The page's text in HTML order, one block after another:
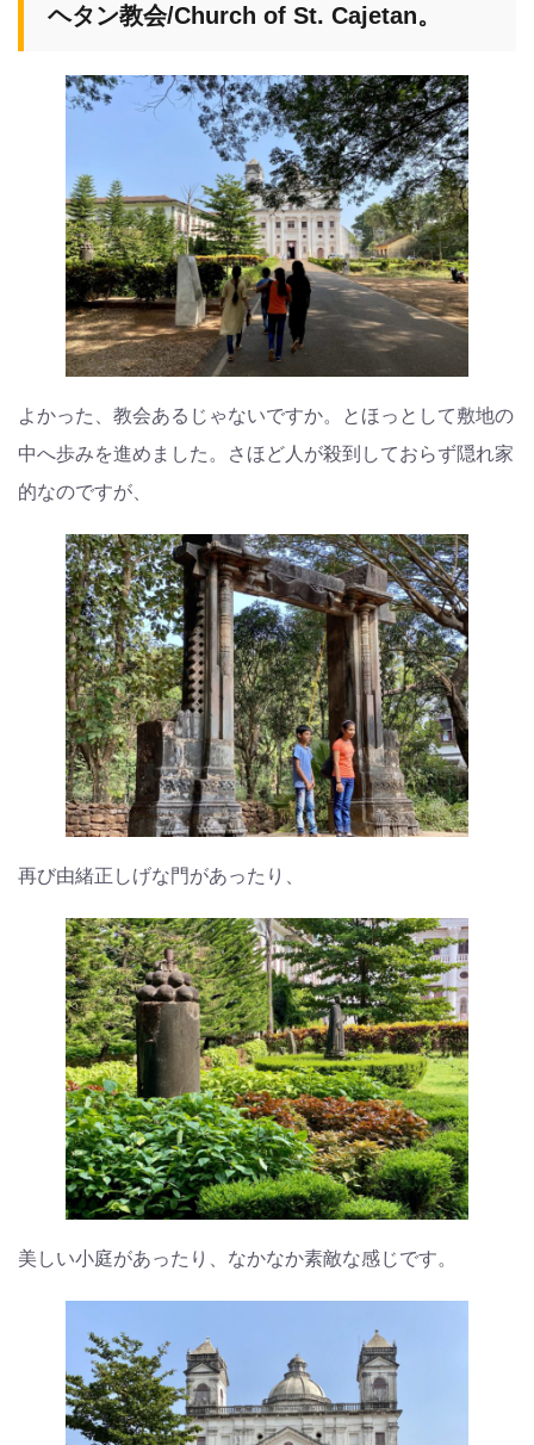
ヘタン教会/Church of St. Cajetan。
よかった、教会あるじゃないですか。とほっとして敷地の
中へ歩みを進めました。さほど人が殺到しておらず隠れ家
的なのですが、
再び由緒正しげな門があったり、
美しい小庭があったり、なかなか素敵な感じです。